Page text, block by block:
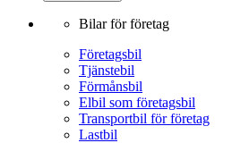
Bilar för företag
Företagsbil
Tjänstebil
Förmånsbil
Elbil som företagsbil
Transportbil för företag
Lastbil